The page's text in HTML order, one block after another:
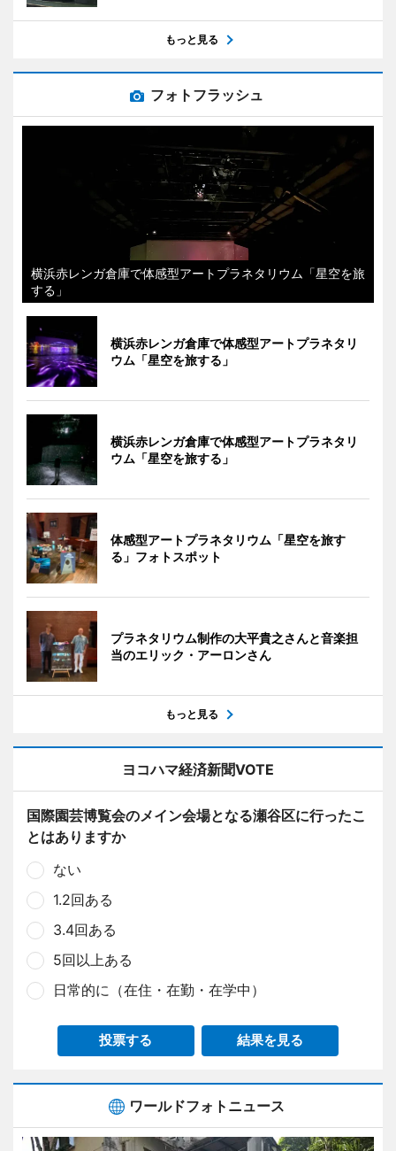
もっと見る
フォトフラッシュ
横浜赤レンガ倉庫で体感型アートプラネタリウム「星空を旅
する」
横浜赤レンガ倉庫で体感型アートプラネタリ
ウム「星空を旅する」
横浜赤レンガ倉庫で体感型アートプラネタリ
ウム「星空を旅する」
体感型アートプラネタリウム「星空を旅す
る」フォトスポット
プラネタリウム制作の大平貴之さんと音楽担
当のエリック・アーロンさん
もっと見る
ヨコハマ経済新聞VOTE
国際園芸博覧会のメイン会場となる瀬谷区に行ったこ
とはありますか
ない
1.2回ある
3.4回ある
5回以上ある
日常的に（在住・在勤・在学中）
投票する 結果を見る
ワールドフォトニュース